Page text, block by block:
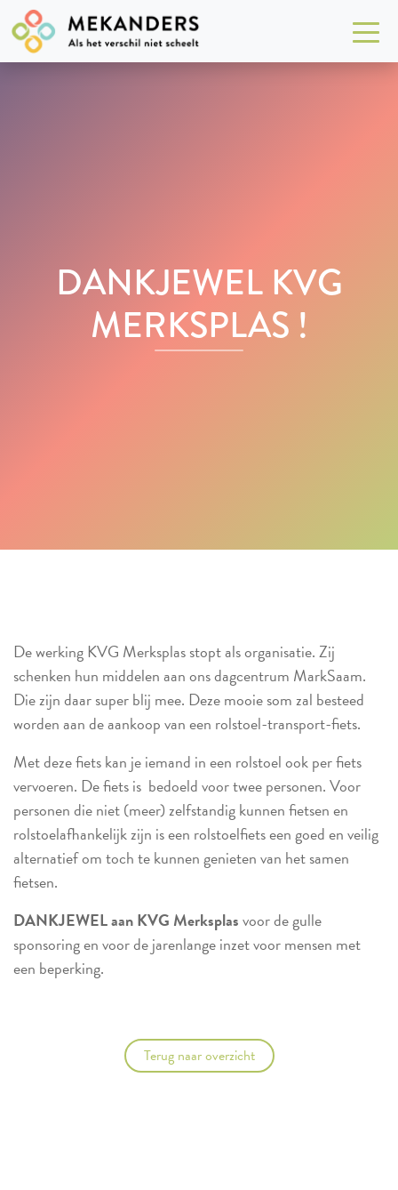
DANKJEWEL KVG
MERKSPLAS !
De werking KVG Merksplas stopt als organisatie. Zij
schenken hun middelen aan ons dagcentrum MarkSaam.
Die zijn daar super blij mee. Deze mooie som zal besteed
worden aan de aankoop van een rolstoel-transport-fiets.
Met deze fiets kan je iemand in een rolstoel ook per fiets
vervoeren. De fiets is bedoeld voor twee personen. Voor
personen die niet (meer) zelfstandig kunnen fietsen en
rolstoelafhankelijk zijn is een rolstoelfiets een goed en veilig
alternatief om toch te kunnen genieten van het samen
fietsen.
DANKJEWEL aan KVG Merksplasvoor de gulle
sponsoring en voor de jarenlange inzet voor mensen met
een beperking.
Terug naar overzicht